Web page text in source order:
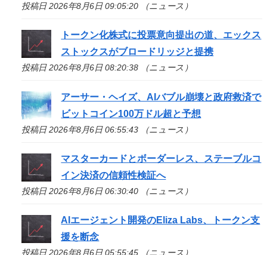
投稿日 2026年8月6日 09:05:20 （ニュース）
トークン化株式に投票意向提出の道、エックス
ストックスがブロードリッジと提携
投稿日 2026年8月6日 08:20:38 （ニュース）
アーサー・ヘイズ、AIバブル崩壊と政府救済で
ビットコイン100万ドル超と予想
投稿日 2026年8月6日 06:55:43 （ニュース）
マスターカードとボーダーレス、ステーブルコ
イン決済の信頼性検証へ
投稿日 2026年8月6日 06:30:40 （ニュース）
AIエージェント開発のEliza Labs、トークン支
援を断念
投稿日 2026年8月6日 05:55:45 （ニュース）